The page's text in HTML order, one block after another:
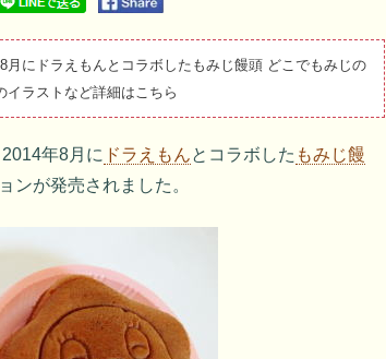
にドラえもんとコラボしたもみじ饅頭 どこでもみじの
イラストなど詳細はこちら
年8月に ドラえもんとコラボした もみじ饅
ンが発売されました。